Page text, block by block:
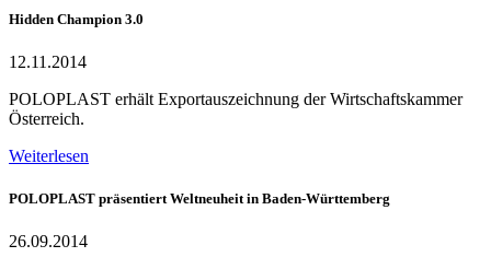
Hidden Champion 3.0
12.11.2014
POLOPLAST erhält Exportauszeichnung der Wirtschaftskammer
Österreich.
Weiterlesen
POLOPLAST präsentiert Weltneuheit in Baden-Württemberg
26.09.2014